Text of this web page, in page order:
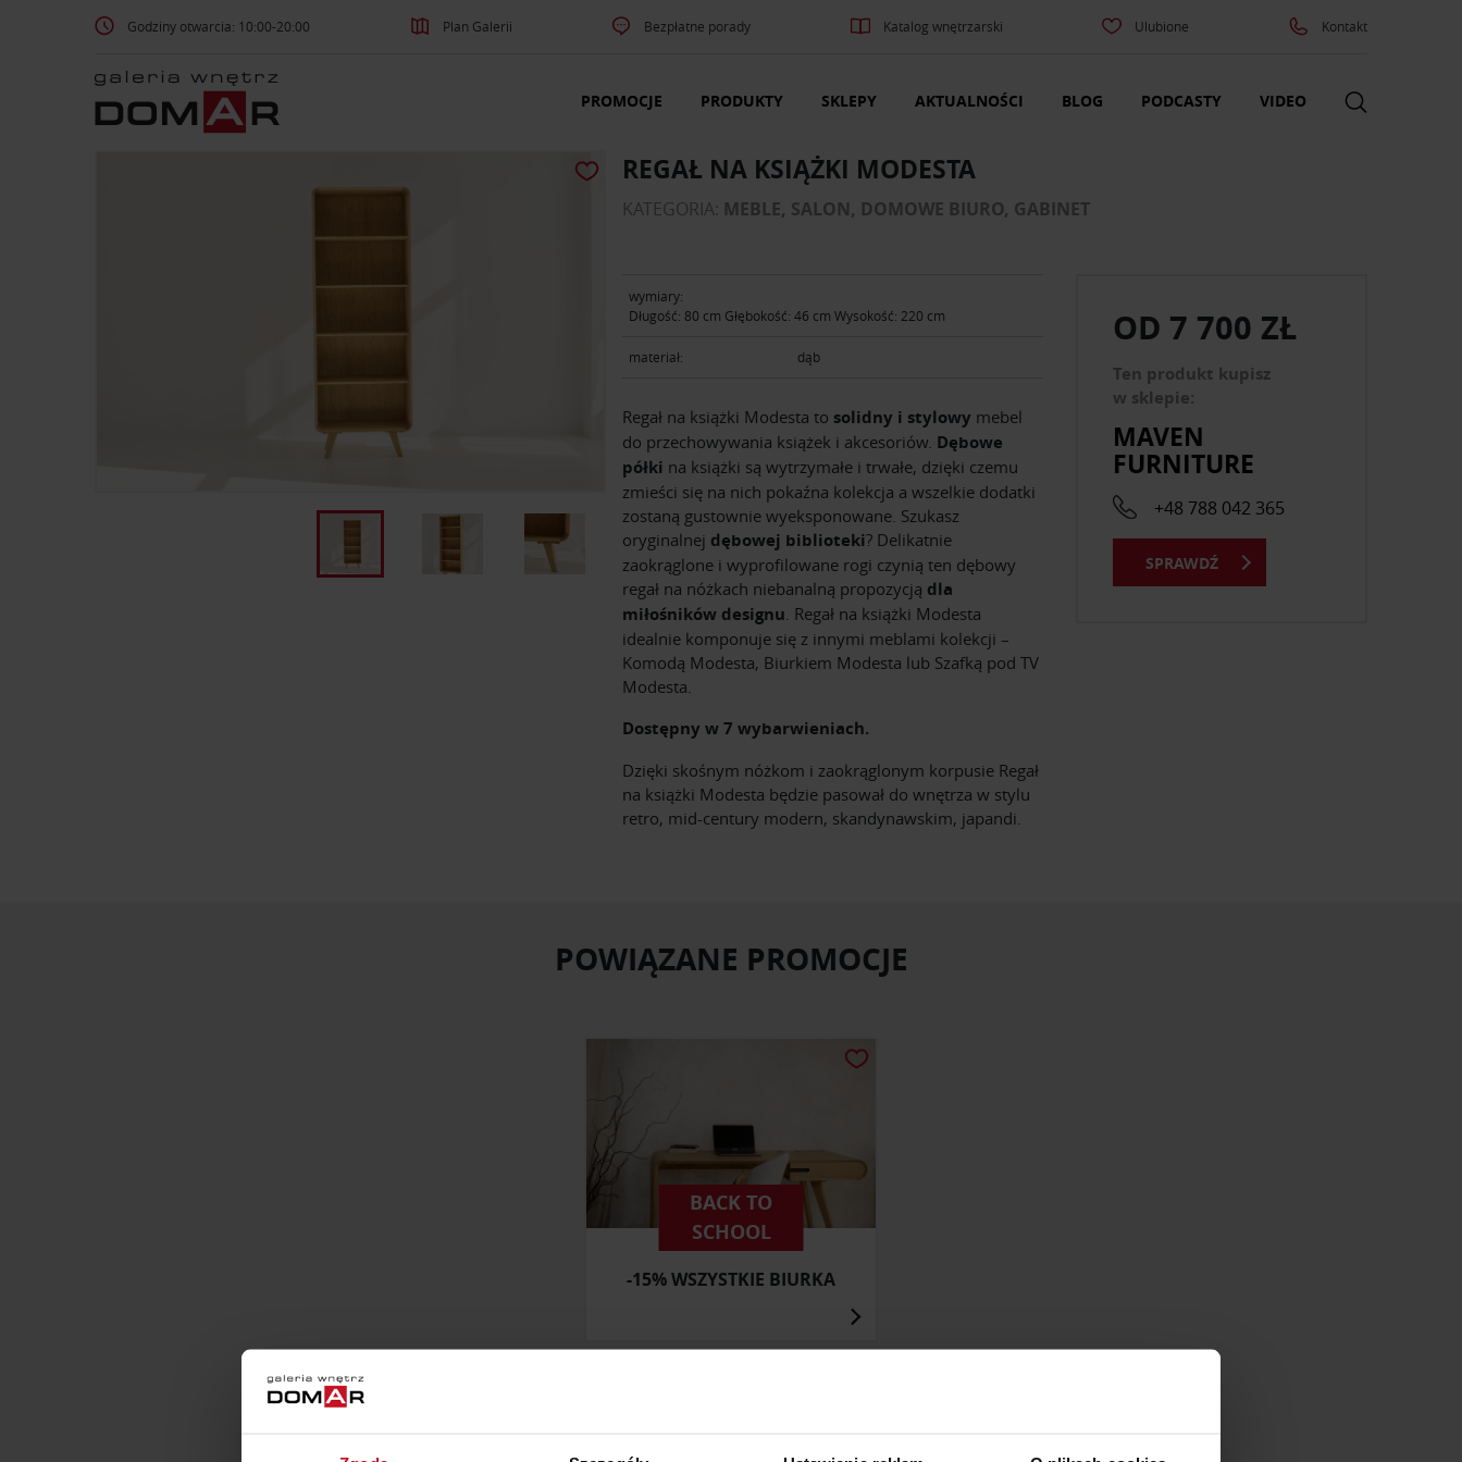
Godziny otwarcia: 10:00-20:00 Plan Galerii Bezpłatne porady Katalog wnętrzarski Ulubione Kontakt
PROMOCJE PRODUKTY SKLEPY AKTUALNOŚCI BLOG PODCASTY VIDEO
REGAŁ NA KSIĄŻKI MODESTA
KATEGORIA: MEBLE, SALON, DOMOWE BIURO, GABINET
wymiary:
Długość: 80 cm Głębokość: 46 cm Wysokość: 220 cm
materiał: dąb
Regał na książki Modesta to solidny i stylowy mebel
do przechowywania książek i akcesoriów. Dębowe
półki na książki są wytrzymałe i trwałe, dzięki czemu
zmieści się na nich pokaźna kolekcja a wszelkie dodatki
zostaną gustownie wyeksponowane. Szukasz
oryginalnej dębowej biblioteki? Delikatnie
zaokrąglone i wyprofilowane rogi czynią ten dębowy
regał na nóżkach niebanalną propozycją dla
miłośników designu . Regał na książki Modesta
idealnie komponuje się z innymi meblami kolekcji –
Komodą Modesta, Biurkiem Modesta lub Szafką pod TV
Modesta.
Dostępny w 7 wybarwieniach.
Dzięki skośnym nóżkom i zaokrąglonym korpusie Regał
na książki Modesta będzie pasował do wnętrza w stylu
retro, mid-century modern, skandynawskim, japandi.
OD 7 700 ZŁ
Ten produkt kupisz
w sklepie:
MAVEN
FURNITURE
+48 788 042 365
SPRAWDŹ
POWIĄZANE PROMOCJE
BACK TO
SCHOOL
-15% WSZYSTKIE BIURKA